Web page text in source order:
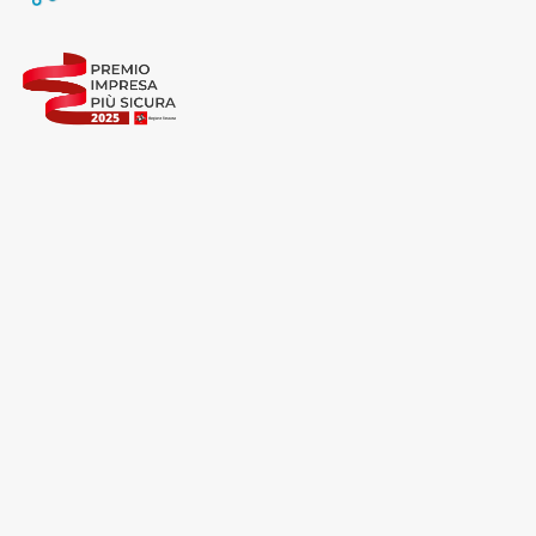
Cliccando su "Rifiuta" o sulla "X" posizionata in alto a
destra in questo banner l’Utente rifiuta tutti i cookie con
la sola eccezione dei cookie tecnici. La chiusura del